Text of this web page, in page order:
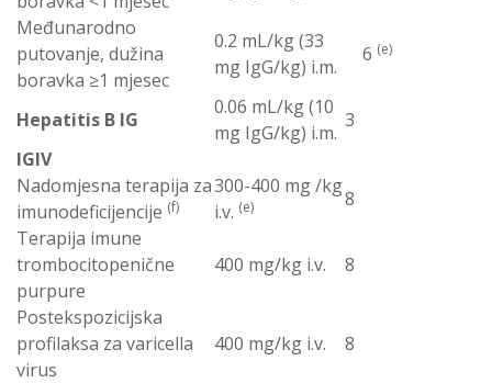
Međunarodno
putovanje, dužina
boravka ≥1 mjesec
0.2 mL/kg (33
mg IgG/kg) i.m.
6 (e)
Hepatitis B IG
0.06 mL/kg (10
mg IgG/kg) i.m.
3
IGIV
Nadomjesna terapija za
imunodeficijencije (f)
300-400 mg /kg
i.v. (e)
8
Terapija imune
trombocitopenične
purpure
400 mg/kg i.v. 8
Postekspozicijska
profilaksa za varicella
virus
400 mg/kg i.v. 8